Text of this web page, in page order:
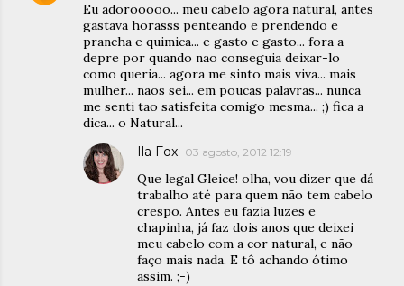
Eu adorooooo... meu cabelo agora natural, antes
gastava horasss penteando e prendendo e
prancha e quimica... e gasto e gasto... fora a
depre por quando nao conseguia deixar-lo
como queria... agora me sinto mais viva... mais
mulher... naos sei... em poucas palavras... nunca
me senti tao satisfeita comigo mesma... ;) fica a
dica... o Natural...
Ila Fox 03 agosto, 2012 12:19
Que legal Gleice! olha, vou dizer que dá
trabalho até para quem não tem cabelo
crespo. Antes eu fazia luzes e
chapinha, já faz dois anos que deixei
meu cabelo com a cor natural, e não
faço mais nada. E tô achando ótimo
assim. ;-)